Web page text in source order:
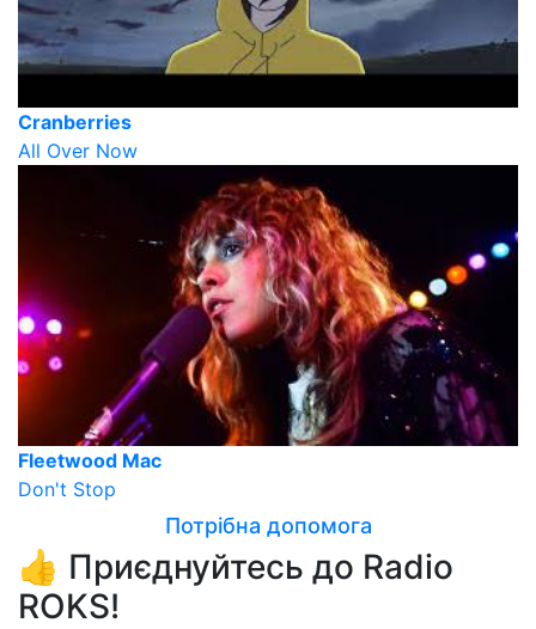
Cranberries
All Over Now
Fleetwood Mac
Don't Stop
Потрібна допомога
👍 Приєднуйтесь до Radio
ROKS!